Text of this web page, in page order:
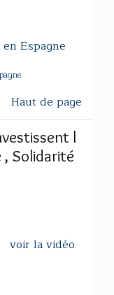
Espagne
Haut de page
l
, Solidarité
voir la vidéo